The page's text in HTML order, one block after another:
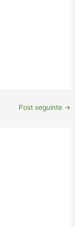
Post seguinte →